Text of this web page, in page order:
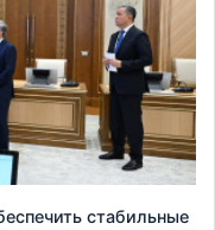
стабильные